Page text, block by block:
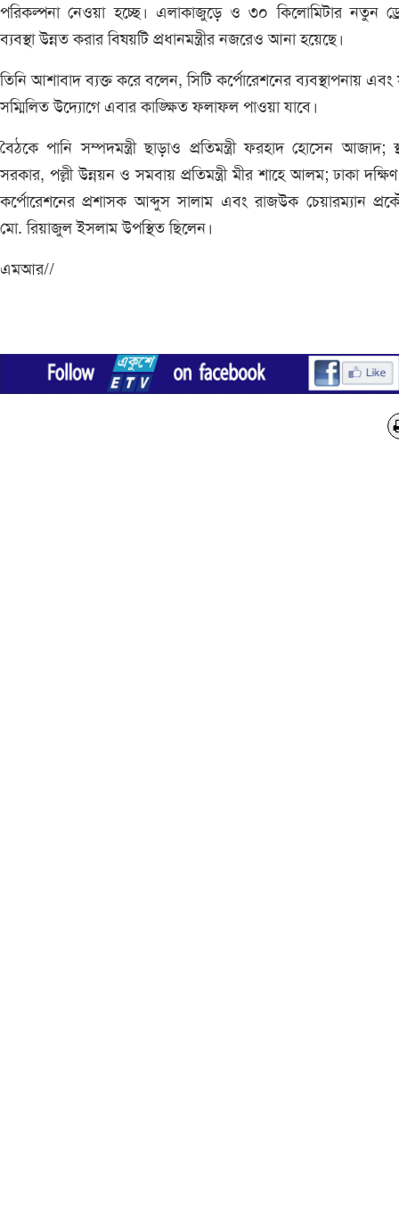
পরিকল্পনা নেওয়া হচ্ছে। এলাকাজুড়ে ও ৩০ কিলোমিটার নতুন
ব্যবস্থা উন্নত করার বিষয়টি প্রধানমন্ত্রীর নজরেও আনা হয়েছে।
তিনি আশাবাদ ব্যক্ত করে বলেন, সিটি কর্পোরেশনের ব্যবস্থাপনায় এবং
সম্মিলিত উদ্যোগে এবার কাঙ্ক্ষিত ফলাফল পাওয়া যাবে।
বৈঠকে পানি সম্পদমন্ত্রী ছাড়াও প্রতিমন্ত্রী ফরহাদ হোসেন আজাদ;
সরকার, পল্লী উন্নয়ন ও সমবায় প্রতিমন্ত্রী মীর শাহে আলম; ঢাকা দক্ষিণ
কর্পোরেশনের প্রশাসক আব্দুস সালাম এবং রাজউক চেয়ারম্যান
মো. রিয়াজুল ইসলাম উপস্থিত ছিলেন।
এমআর//